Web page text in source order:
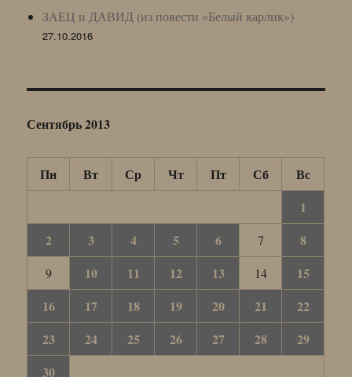
ЗАЕЦ и ДАВИД (из повести «Белый карлик»)
27.10.2016
Сентябрь 2013
Пн Вт Ср Чт Пт Сб
Вс
1
2
3 4 5 6 7 8
9 10 11 12 13 14
15
16
17 18 19 20 21
22
23
24 25 26 27 28
29
30